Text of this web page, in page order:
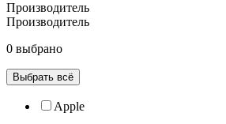
Производитель
Производитель
0 выбрано
Выбрать всё
Apple